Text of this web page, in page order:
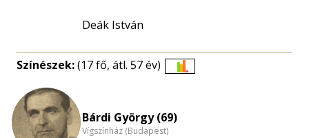
Deák István
Színészek:(17 fő, átl. 57 év)
Bárdi György (69)
Vígszínház (Budapest)